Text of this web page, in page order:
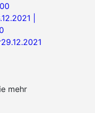
|
29.12.2021
mehr